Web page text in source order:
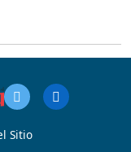
Sitio